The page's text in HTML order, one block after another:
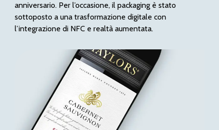
anniversario. Per l’occasione, il packaging è stato
sottoposto a una trasformazione digitale con
l’integrazione di NFC e realtà aumentata.